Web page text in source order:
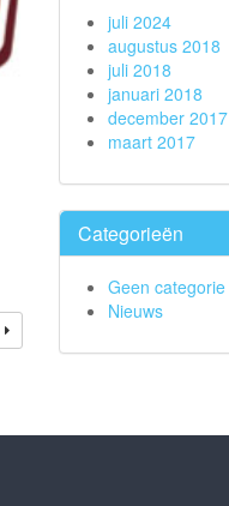
juli 2024
augustus 2018
juli 2018
januari 2018
december 2017
maart 2017
Categorieën
Geen categorie
Nieuws